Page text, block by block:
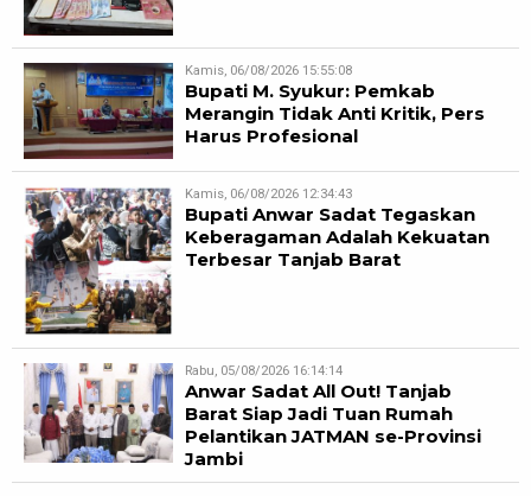
Kamis, 06/08/2026 15:55:08
Bupati M. Syukur: Pemkab
Merangin Tidak Anti Kritik, Pers
Harus Profesional
Kamis, 06/08/2026 12:34:43
Bupati Anwar Sadat Tegaskan
Keberagaman Adalah Kekuatan
Terbesar Tanjab Barat
Rabu, 05/08/2026 16:14:14
Anwar Sadat All Out! Tanjab
Barat Siap Jadi Tuan Rumah
Pelantikan JATMAN se-Provinsi
Jambi